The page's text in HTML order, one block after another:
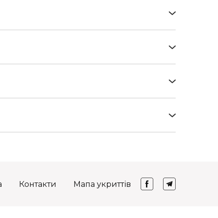
Контакти Мапа укриттів